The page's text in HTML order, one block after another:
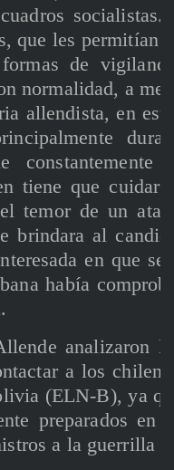
que les permitían
de
normalidad, a
allendista, en
constantemente
tiene que
temor de un
brindara al
en que
había
analizaron
a los
(ELN-B), ya
preparados en
a la guerrilla